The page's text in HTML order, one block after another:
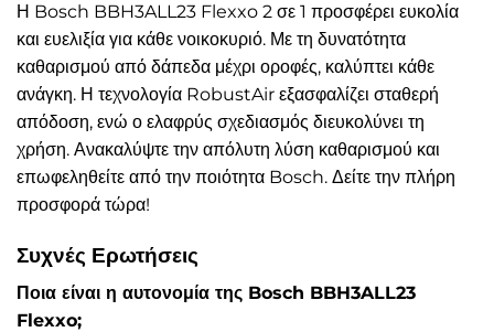
Η Bosch BBH3ALL23 Flexxo 2 σε 1 προσφέρει ευκολία
και ευελιξία για κάθε νοικοκυριό. Με τη δυνατότητα
καθαρισμού από δάπεδα μέχρι οροφές, καλύπτει κάθε
ανάγκη. Η τεχνολογία RobustAir εξασφαλίζει σταθερή
απόδοση, ενώ ο ελαφρύς σχεδιασμός διευκολύνει τη
χρήση. Ανακαλύψτε την απόλυτη λύση καθαρισμού και
επωφεληθείτε από την ποιότητα Bosch. Δείτε την πλήρη
προσφορά τώρα!
Συχνές Ερωτήσεις
Ποια είναι η αυτονομία της Bosch BBH3ALL23
Flexxo;